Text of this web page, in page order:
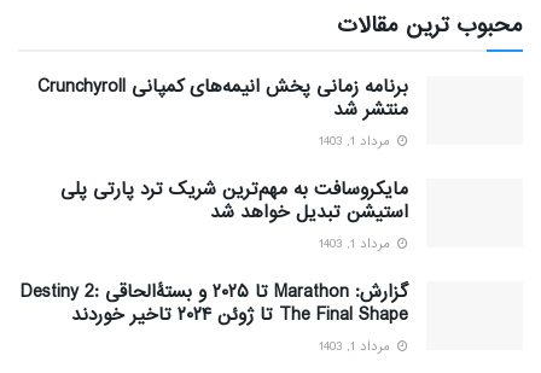
محبوب ترین مقالات
برنامه زمانی پخش انیمه‌های کمپانی Crunchyroll
منتشر شد
مرداد 1, 1403
مایکروسافت به مهم‌ترین شریک ترد پارتی پلی
استیشن تبدیل خواهد شد
مرداد 1, 1403
گزارش: Marathon تا ۲۰۲۵ و بستۀالحاقی Destiny 2:
The Final Shape تا ژوئن ۲۰۲۴ تاخیر خوردند
مرداد 1, 1403